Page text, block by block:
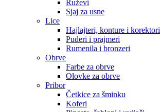
Ruževi
Sjaj za usne
Lice
Hajlajteri, konture i korektori
Puderi i prajmeri
Rumenila i bronzeri
Obrve
Farbe za obrve
Olovke za obrve
Pribor
Četkice za šminku
Koferi